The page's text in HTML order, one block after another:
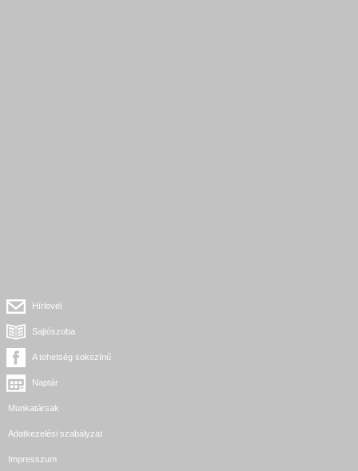
Hírlevél
Sajtószoba
A tehetség sokszínű
Naptár
Munkatársak
Adatkezelési szabályzat
Impresszum